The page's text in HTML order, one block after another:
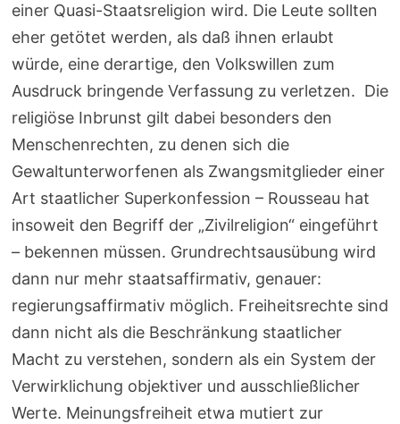
einer Quasi-Staatsreligion wird. Die Leute sollten
eher getötet werden, als daß ihnen erlaubt
würde, eine derartige, den Volkswillen zum
Ausdruck bringende Verfassung zu verletzen. Die
religiöse Inbrunst gilt dabei besonders den
Menschenrechten, zu denen sich die
Gewaltunterworfenen als Zwangsmitglieder einer
Art staatlicher Superkonfession – Rousseau hat
insoweit den Begriff der „Zivilreligion“ eingeführt
– bekennen müssen. Grundrechtsausübung wird
dann nur mehr staatsaffirmativ, genauer:
regierungsaffirmativ möglich. Freiheitsrechte sind
dann nicht als die Beschränkung staatlicher
Macht zu verstehen, sondern als ein System der
Verwirklichung objektiver und ausschließlicher
Werte. Meinungsfreiheit etwa mutiert zur